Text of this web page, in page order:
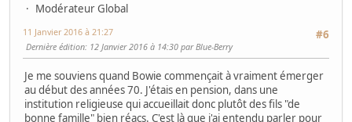
Modérateur Global
#6
11 Janvier 2016 à 21:27
Dernière édition: 12 Janvier 2016 à 14:30 par Blue-Berry
Je me souviens quand Bowie commençait à vraiment émerger
au début des années 70. J'étais en pension, dans une
institution religieuse qui accueillait donc plutôt des fils "de
bonne famille" bien réacs. C'est là que j'ai entendu parler pour